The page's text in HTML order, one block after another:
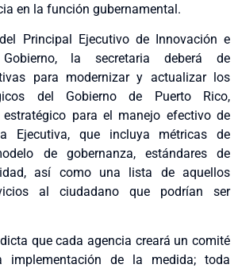
en la función gubernamental.
Principal Ejecutivo de Innovación e
la secretaria deberá de
para modernizar y actualizar los
del Gobierno de Puerto Rico,
para el manejo efectivo de
Ejecutiva, que incluya métricas de
de gobernanza, estándares de
así como una lista de aquellos
al ciudadano que podrían ser
que cada agencia creará un comité
de la medida; toda